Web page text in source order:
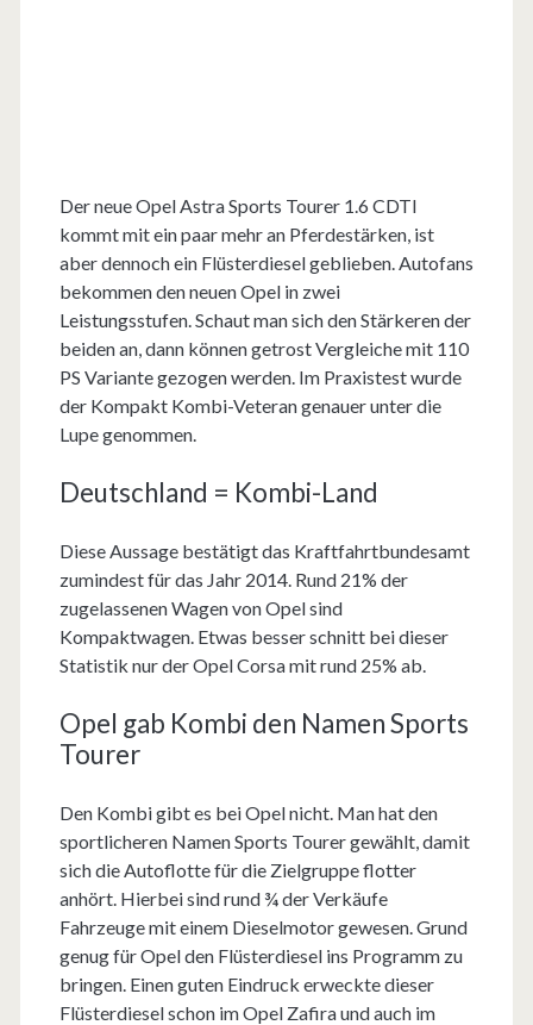
Der neue Opel Astra Sports Tourer 1.6 CDTI
kommt mit ein paar mehr an Pferdestärken, ist
aber dennoch ein Flüsterdiesel geblieben. Autofans
bekommen den neuen Opel in zwei
Leistungsstufen. Schaut man sich den Stärkeren der
beiden an, dann können getrost Vergleiche mit 110
PS Variante gezogen werden. Im Praxistest wurde
der Kompakt Kombi-Veteran genauer unter die
Lupe genommen.
Deutschland = Kombi-Land
Diese Aussage bestätigt das Kraftfahrtbundesamt
zumindest für das Jahr 2014. Rund 21% der
zugelassenen Wagen von Opel sind
Kompaktwagen. Etwas besser schnitt bei dieser
Statistik nur der Opel Corsa mit rund 25% ab.
Opel gab Kombi den Namen Sports
Tourer
Den Kombi gibt es bei Opel nicht. Man hat den
sportlicheren Namen Sports Tourer gewählt, damit
sich die Autoflotte für die Zielgruppe flotter
anhört. Hierbei sind rund ¾ der Verkäufe
Fahrzeuge mit einem Dieselmotor gewesen. Grund
genug für Opel den Flüsterdiesel ins Programm zu
bringen. Einen guten Eindruck erweckte dieser
Flüsterdiesel schon im Opel Zafira und auch im